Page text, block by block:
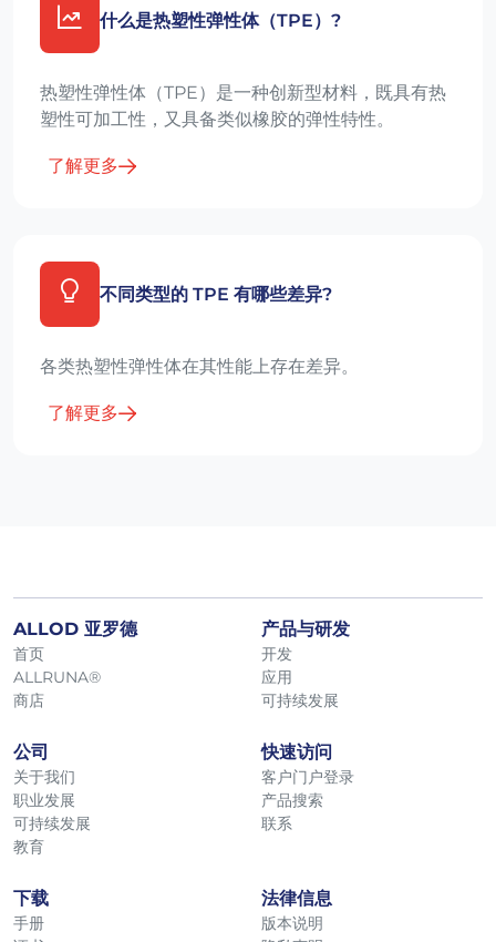
什么是热塑性弹性体（TPE）?
热塑性弹性体（TPE）是一种创新型材料，既具有热
塑性可加工性，又具备类似橡胶的弹性特性。
了解更多
不同类型的 TPE 有哪些差异?
各类热塑性弹性体在其性能上存在差异。
了解更多
ALLOD 亚罗德
首页
ALLRUNA®
商店
产品与研发
开发
应用
可持续发展
公司
关于我们
职业发展
可持续发展
教育
快速访问
客户门户登录
产品搜索
联系
下载
手册
法律信息
版本说明